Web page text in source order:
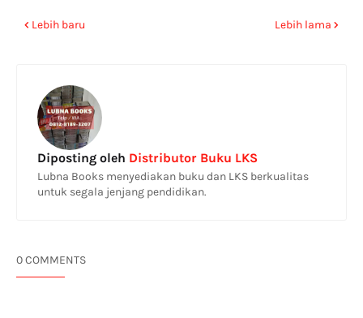
Lebih baru Lebih lama
Diposting oleh Distributor Buku LKS
Lubna Books menyediakan buku dan LKS berkualitas
untuk segala jenjang pendidikan.
0 COMMENTS